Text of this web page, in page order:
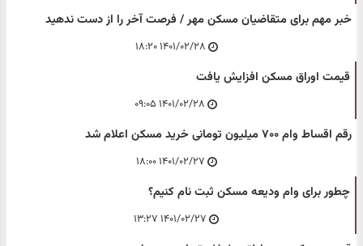
خبر مهم برای متقاضیان مسکن مهر / فرصت آخر را از دست ندهید
۱۴۰۱/۰۲/۲۸ ۱۸:۲۰
قیمت اوراق مسکن افزایش یافت
۱۴۰۱/۰۲/۲۸ ۰۹:۰۵
رقم اقساط وام ۷۰۰ میلیون تومانی خرید مسکن اعلام شد
۱۴۰۱/۰۲/۲۷ ۱۸:۰۰
چطور برای وام ودیعه مسکن ثبت نام کنیم؟
۱۴۰۱/۰۲/۲۷ ۱۳:۲۷